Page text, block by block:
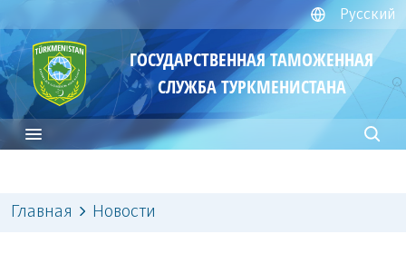
Русский
ГОСУДАРСТВЕННАЯ ТАМОЖЕННАЯ
СЛУЖБА ТУРКМЕНИСТАНА
Главная Новости